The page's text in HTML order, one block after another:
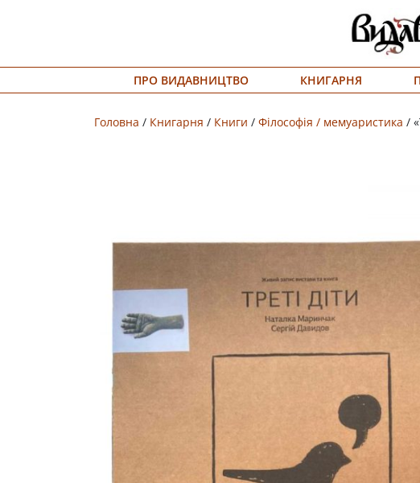
ПРО ВИДАВНИЦТВО КНИГАРНЯ
Головна / Книгарня / Книги / Філософія / мемуаристика /